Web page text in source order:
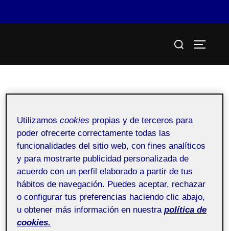
Buscar:
Tecnología del sentir
porCristina Rabadan Diaz enPublicado
el
20 diciembre, 2025
Pública
Utilizamoscookies propias y de terceros para
poder ofrecerte correctamente todas las
funcionalidades del sitio web, con fines analíticos
y para mostrarte publicidad personalizada de
acuerdo con un perfil elaborado a partir de tus
hábitos de navegación. Puedes aceptar, rechazar
o configurar tus preferencias haciendo clic abajo,
u obtener más información en nuestra política de
cookies.